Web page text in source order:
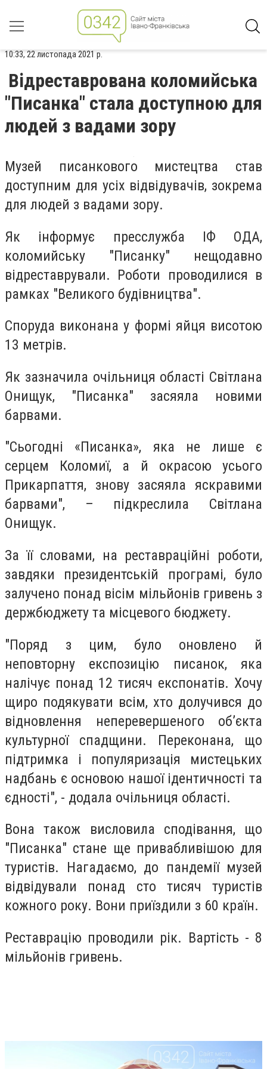
10:33, 22 листопада 2021 р.
Відреставрована коломийська
"Писанка" стала доступною для
людей з вадами зору
Музей писанкового мистецтва став
доступним для усіх відвідувачів, зокрема
для людей з вадами зору.
Як інформує пресслужба ІФ ОДА,
коломийську "Писанку" нещодавно
відреставрували. Роботи проводилися в
рамках "Великого будівництва".
Споруда виконана у формі яйця висотою
13 метрів.
Як зазначила очільниця області Світлана
Онищук, "Писанка" засяяла новими
барвами.
"Сьогодні «Писанка», яка не лише є
серцем Коломиї, а й окрасою усього
Прикарпаття, знову засяяла яскравими
барвами", – підкреслила Світлана
Онищук.
За її словами, на реставраційні роботи,
завдяки президентській програмі, було
залучено понад вісім мільйонів гривень з
держбюджету та місцевого бюджету.
"Поряд з цим, було оновлено й
неповторну експозицію писанок, яка
налічує понад 12 тисяч експонатів. Хочу
щиро подякувати всім, хто долучився до
відновлення неперевершеного об’єкта
культурної спадщини. Переконана, що
підтримка і популяризація мистецьких
надбань є основою нашої ідентичності та
єдності", - додала очільниця області.
Вона також висловила сподівання, що
"Писанка" стане ще привабливішою для
туристів. Нагадаємо, до пандемії музей
відвідували понад сто тисяч туристів
кожного року. Вони приїздили з 60 країн.
Реставрацію проводили рік. Вартість - 8
мільйонів гривень.